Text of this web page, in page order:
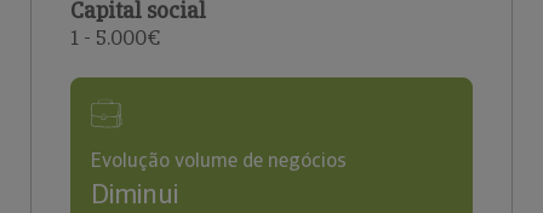
Capital social
1 - 5.000€
Evolução volume de negócios
Diminui